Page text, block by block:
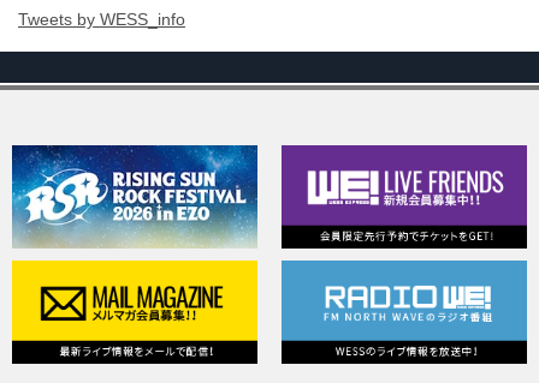
Tweets by WESS_info